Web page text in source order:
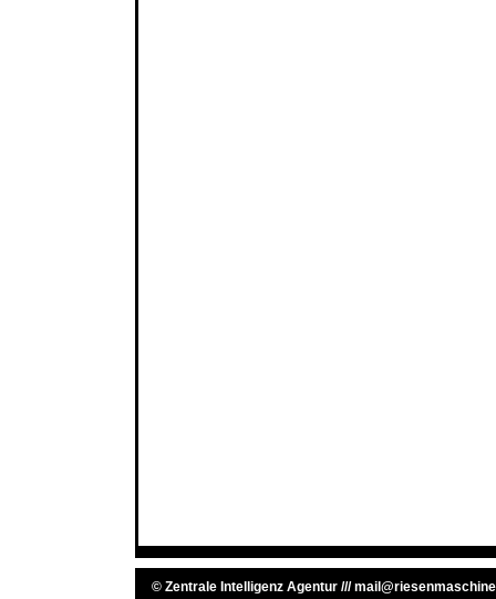
© Zentrale Intelligenz Agentur ///